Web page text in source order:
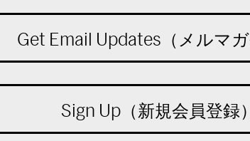
Get Email Updates（メルマガ
Sign Up（新規会員登録）